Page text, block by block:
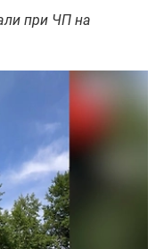
при ЧП на